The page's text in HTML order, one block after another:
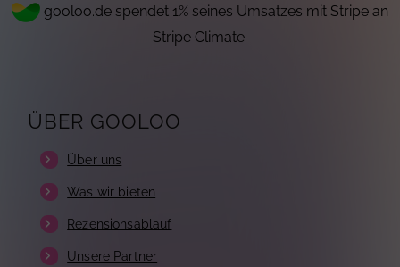
gooloo.de spendet 1% seines Umsatzes mit Stripe an
Stripe Climate.
ÜBER GOOLOO
Über uns
Was wir bieten
Rezensionsablauf
Unsere Partner